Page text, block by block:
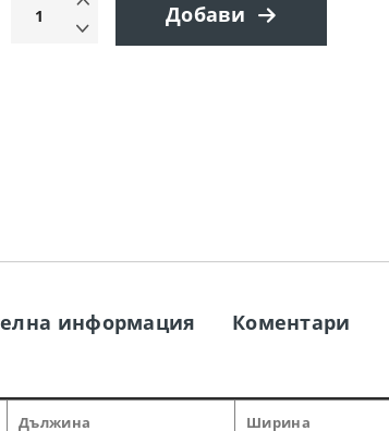
Добави
Дължина
Ширина
информация Коментари